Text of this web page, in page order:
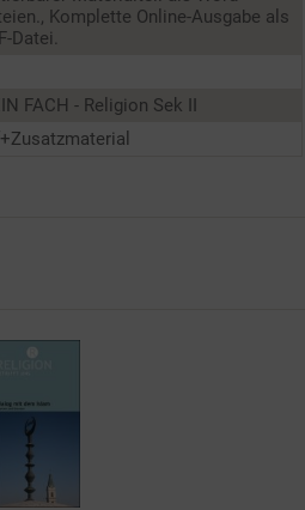
Komplette Online-Ausgabe als
Datei.
FACH - Religion Sek II